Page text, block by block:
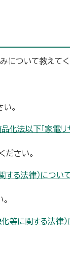
について教えてく
。
化法以下「家電リ
ださい。
する法律）につい
等に関する法律